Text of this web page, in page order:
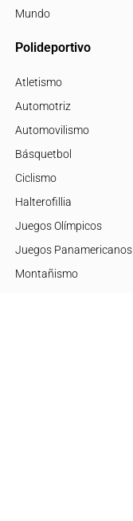
Mundo
Polideportivo
Atletismo
Automotriz
Automovilismo
Básquetbol
Ciclismo
Halterofillia
Juegos Olímpicos
Juegos Panamericanos
Montañismo